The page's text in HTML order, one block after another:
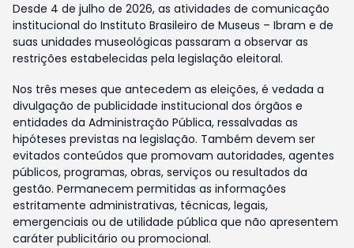
Desde 4 de julho de 2026, as atividades de comunicação
institucional do Instituto Brasileiro de Museus – Ibram e de
suas unidades museológicas passaram a observar as
restrições estabelecidas pela legislação eleitoral.
Nos três meses que antecedem as eleições, é vedada a
divulgação de publicidade institucional dos órgãos e
entidades da Administração Pública, ressalvadas as
hipóteses previstas na legislação. Também devem ser
evitados conteúdos que promovam autoridades, agentes
públicos, programas, obras, serviços ou resultados da
gestão. Permanecem permitidas as informações
estritamente administrativas, técnicas, legais,
emergenciais ou de utilidade pública que não apresentem
caráter publicitário ou promocional.